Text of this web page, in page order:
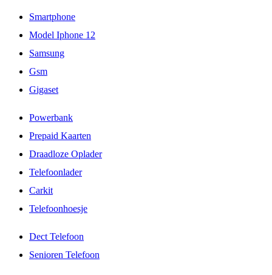
Smartphone
Model Iphone 12
Samsung
Gsm
Gigaset
Powerbank
Prepaid Kaarten
Draadloze Oplader
Telefoonlader
Carkit
Telefoonhoesje
Dect Telefoon
Senioren Telefoon